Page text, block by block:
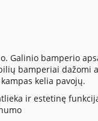
Galinio bamperio
bamperiai
kelia pavojų.
ir estetinę